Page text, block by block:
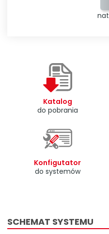
Katalog
do pobrania
Konfigutator
do systemów
SCHEMAT SYSTEMU